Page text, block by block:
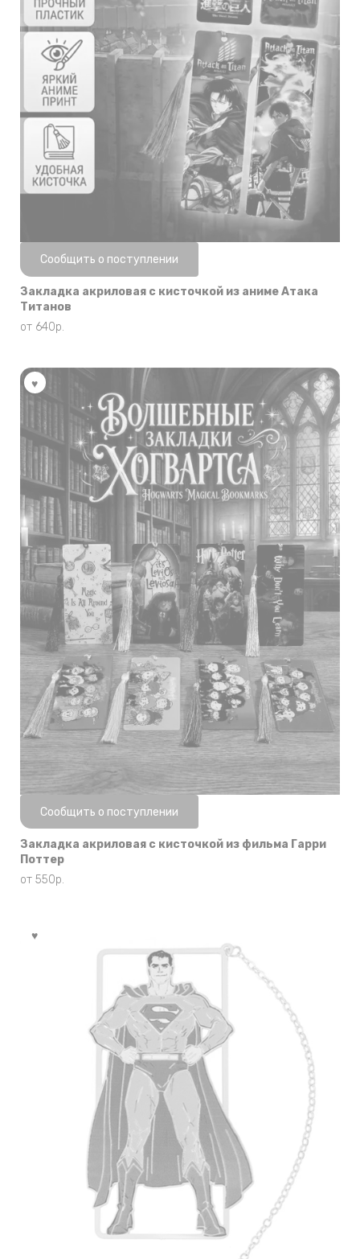
Нет в наличии
Сообщить о поступлении
Закладка акриловая с кисточкой из аниме Атака
Титанов
от 640р.
Нет в наличии
Сообщить о поступлении
Закладка акриловая с кисточкой из фильма Гарри
Поттер
от 550р.